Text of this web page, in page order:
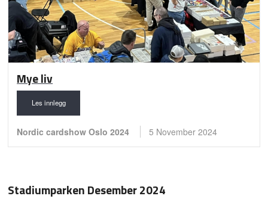
Mye liv
Les innlegg
Nordic cardshow Oslo 2024 5 November 2024
Stadiumparken Desember 2024